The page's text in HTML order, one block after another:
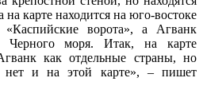
карте находится на юго-востоке
ворота», а Агванк
Черного моря. Итак, на карте
как отдельные страны, но
нет и на этой карте», – пишет